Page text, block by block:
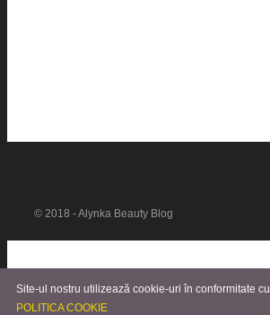
© 2018 - Alynka Beauty Blog
Site-ul nostru utilizează cookie-uri în conformitate cu
POLITICA COOKIE